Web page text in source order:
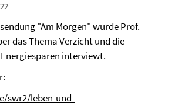
"Am Morgen" wurde Prof.
das Thema Verzicht und die
interviewt.
swr2/leben-und-